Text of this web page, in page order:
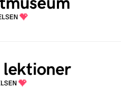
byggts, och kureras
med färdiga lektioner
i grundskolan